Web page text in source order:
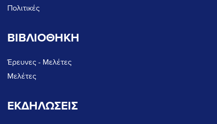
Πολιτικές
ΒΙΒΛΙΟΘΗΚΗ
Έρευνες - Μελέτες
Μελέτες
ΕΚΔΗΛΩΣΕΙΣ